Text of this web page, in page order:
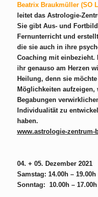
Beatrix Braukmüller (SO
leitet das Astrologie-
Sie gibt Aus- und
Fernunterricht und
die sie auch in ihre
Coaching mit einbezieht.
ihr genauso am Herzen
Heilung, denn sie
Möglichkeiten
Begabungen
Individualität zu
haben.
www.astrologie-zentrum-
04. + 05. Dezember 2021
Samstag: 14.00h – 19.00h
Sonntag: 10.00h –